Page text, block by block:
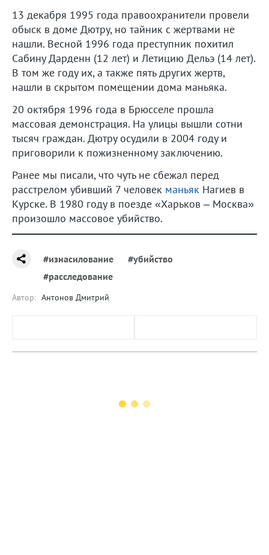
13 декабря 1995 года правоохранители провели
обыск в доме Дютру, но тайник с жертвами не
нашли. Весной 1996 года преступник похитил
Сабину Дарденн (12 лет) и Летицию Дельэ (14 лет).
В том же году их, а также пять других жертв,
нашли в скрытом помещении дома маньяка.
20 октября 1996 года в Брюсселе прошла
массовая демонстрация. На улицы вышли сотни
тысяч граждан. Дютру осудили в 2004 году и
приговорили к пожизненному заключению.
Ранее мы писали, что чуть не сбежал перед
расстрелом убивший 7 человек маньяк Нагиев в
Курске. В 1980 году в поезде «Харьков – Москва»
произошло массовое убийство.
#изнасилование
#убийство
#расследование
Автор: Антонов Дмитрий